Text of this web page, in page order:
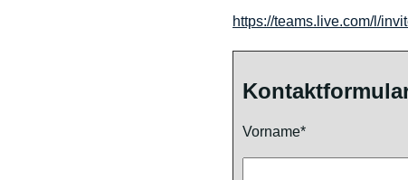
https://teams.live.com/l/
Vorname*